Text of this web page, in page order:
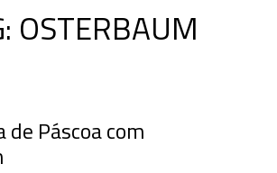
OSTERBAUM
de Páscoa com